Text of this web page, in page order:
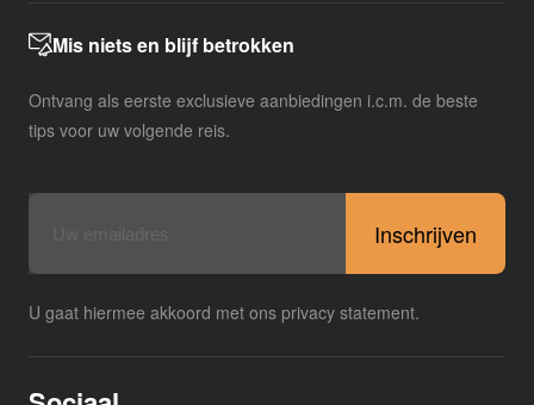
Mis niets en blijf betrokken
Ontvang als eerste exclusieve aanbiedingen i.c.m. de beste
tips voor uw volgende reis.
U gaat hiermee akkoord met ons privacy statement.